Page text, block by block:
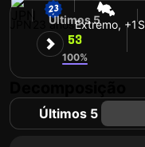
23 anosExtremo, +1
Últimos 5
53
100%
Últimos 5